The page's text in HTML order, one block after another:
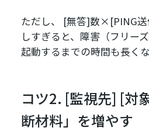
ただし、 [無答]数×[PING送
しすぎると、障害（フリー
起動するまでの時間も長く
コツ2. [監視先] [対
断材料」を増やす